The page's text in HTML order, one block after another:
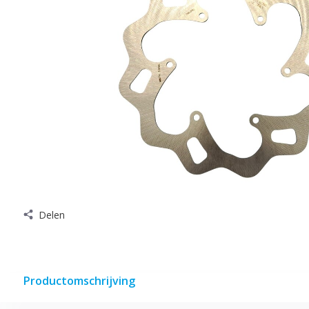
Delen
Productomschrijving